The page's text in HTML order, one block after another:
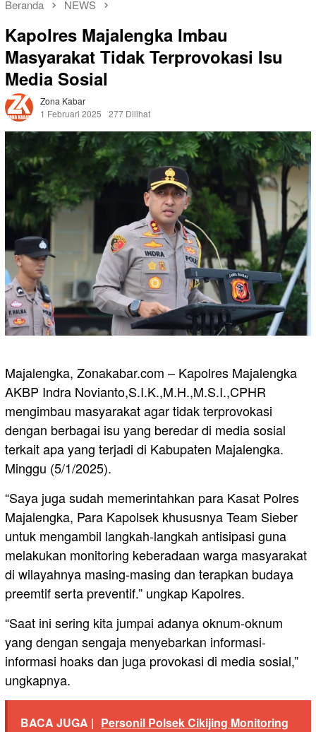
Beranda NEWS
Kapolres Majalengka Imbau
Masyarakat Tidak Terprovokasi Isu
Media Sosial
Zona Kabar
1 Februari 2025
277 Dilihat
Majalengka, Zonakabar.com – Kapolres Majalengka
AKBP Indra Novianto,S.I.K.,M.H.,M.S.I.,CPHR
mengimbau masyarakat agar tidak terprovokasi
dengan berbagai isu yang beredar di media sosial
terkait apa yang terjadi di Kabupaten Majalengka.
Minggu (5/1/2025).
“Saya juga sudah memerintahkan para Kasat Polres
Majalengka, Para Kapolsek khususnya Team Sieber
untuk mengambil langkah-langkah antisipasi guna
melakukan monitoring keberadaan warga masyarakat
di wilayahnya masing-masing dan terapkan budaya
preemtif serta preventif.” ungkap Kapolres.
“Saat ini sering kita jumpai adanya oknum-oknum
yang dengan sengaja menyebarkan informasi-
informasi hoaks dan juga provokasi di media sosial,”
ungkapnya.
BACA JUGA | Personil Polsek Cikijing Monitoring